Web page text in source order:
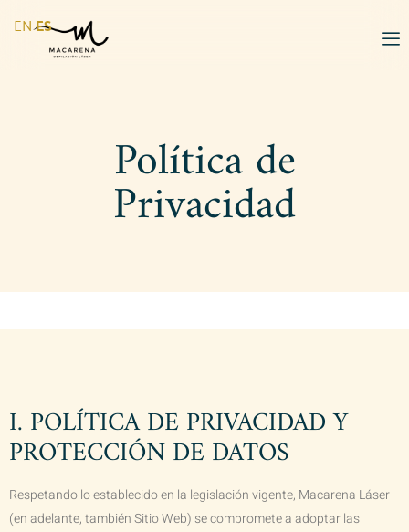
Política de
Privacidad
I. POLÍTICA DE PRIVACIDAD Y
PROTECCIÓN DE DATOS
Respetando lo establecido en la legislación vigente, Macarena Láser
(en adelante, también Sitio Web) se compromete a adoptar las
ENES